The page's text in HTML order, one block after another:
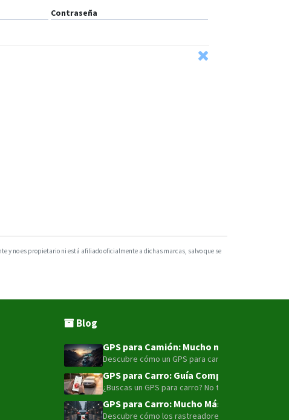
Contraseña
y no es propietario ni está afiliado oficialmente a dichas marcas, salvo que se
Blog
GPS para Camión: Mucho más que un
Descubre cómo un GPS para camión con
GPS para Carro: Guía Completa para la
¿Buscas un GPS para carro? No te conformes
GPS para Carro: Mucho Más que Solo
Descubre cómo los rastreadores GPS 4G LTE